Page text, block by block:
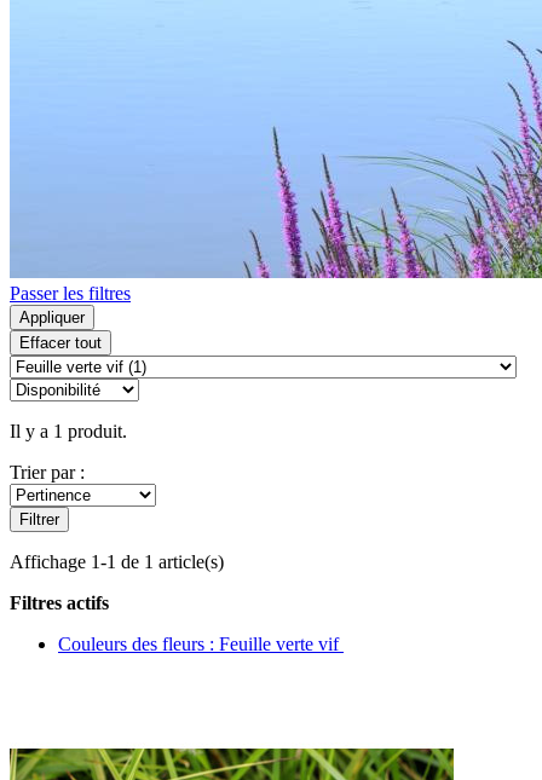
Passer les filtres
Appliquer
Effacer tout
Il y a 1 produit.
Trier par :
Filtrer
Affichage 1-1 de 1 article(s)
Filtres actifs
Couleurs des fleurs : Feuille verte vif